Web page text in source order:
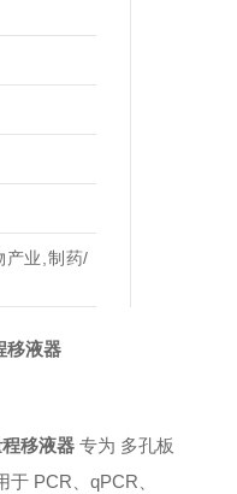
产业,制药/
移液器
移液器 专为 多孔板
于 PCR、qPCR、